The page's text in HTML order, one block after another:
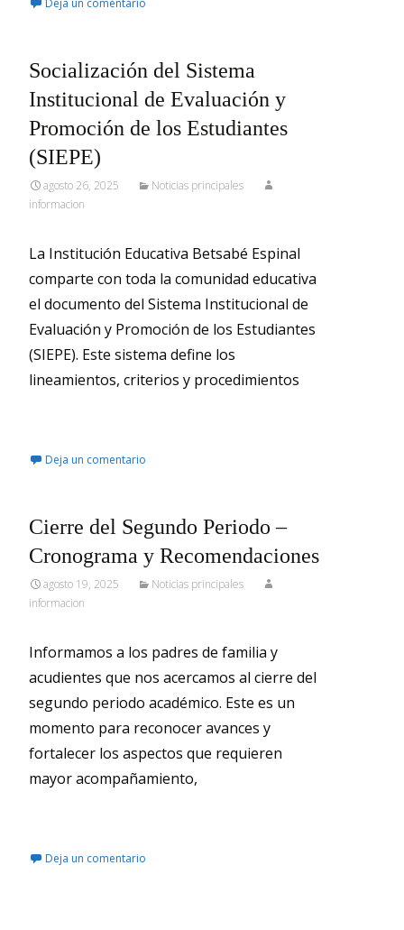
Deja un comentario
Socialización del Sistema
Institucional de Evaluación y
Promoción de los Estudiantes
(SIEPE)
agosto 26, 2025
Noticias principales
informacion
La Institución Educativa Betsabé Espinal
comparte con toda la comunidad educativa
el documento del Sistema Institucional de
Evaluación y Promoción de los Estudiantes
(SIEPE). Este sistema define los
lineamientos, criterios y procedimientos
Deja un comentario
Cierre del Segundo Periodo –
Cronograma y Recomendaciones
agosto 19, 2025
Noticias principales
informacion
Informamos a los padres de familia y
acudientes que nos acercamos al cierre del
segundo periodo académico. Este es un
momento para reconocer avances y
fortalecer los aspectos que requieren
mayor acompañamiento,
Deja un comentario